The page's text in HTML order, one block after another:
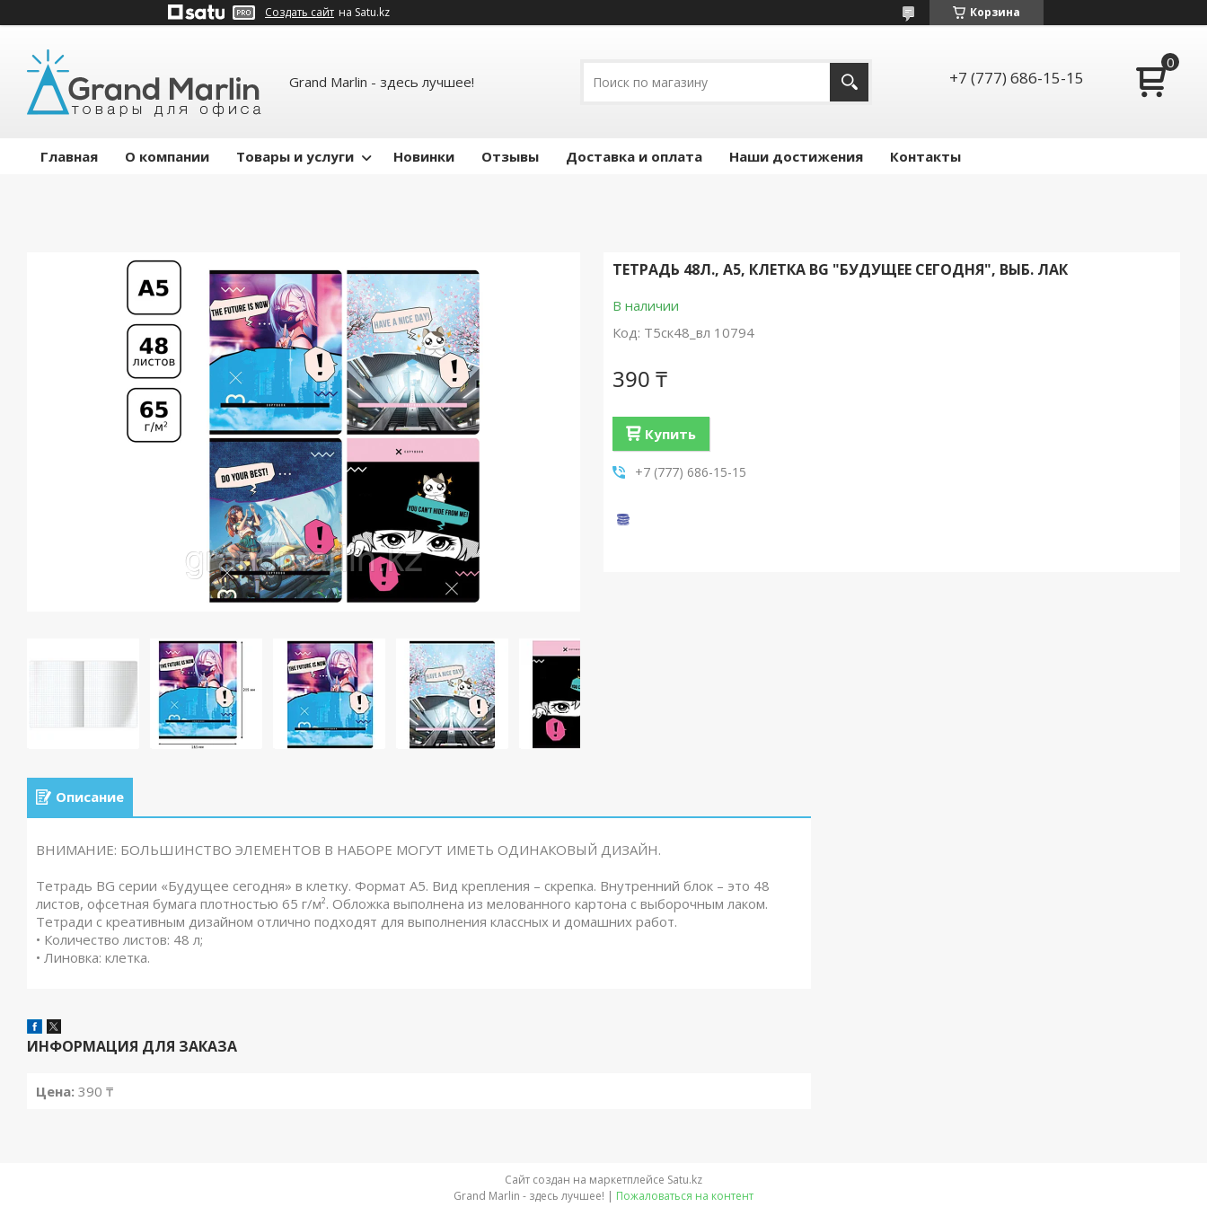
Создать сайт на Satu.kz Корзина
Grand Marlin - здесь лучшее! +7 (777) 686-15-15
Главная О компании Товары и услуги Новинки Отзывы Доставка и оплата Наши достижения Контакты
ТЕТРАДЬ 48Л., А5, КЛЕТКА BG "БУДУЩЕЕ СЕГОДНЯ", ВЫБ. ЛАК
В наличии
Код: Т5ск48_вл 10794
390 ₸
Купить
+7 (777) 686-15-15
Описание
ВНИМАНИЕ: БОЛЬШИНСТВО ЭЛЕМЕНТОВ В НАБОРЕ МОГУТ ИМЕТЬ ОДИНАКОВЫЙ ДИЗАЙН.
Тетрадь BG серии «Будущее сегодня» в клетку. Формат А5. Вид крепления – скрепка. Внутренний блок – это 48
листов, офсетная бумага плотностью 65 г/м². Обложка выполнена из мелованного картона с выборочным лаком.
Тетради с креативным дизайном отлично подходят для выполнения классных и домашних работ.
• Количество листов: 48 л;
• Линовка: клетка.
ИНФОРМАЦИЯ ДЛЯ ЗАКАЗА
Цена: 390 ₸
Сайт создан на маркетплейсе Satu.kz
Grand Marlin - здесь лучшее! | Пожаловаться на контент